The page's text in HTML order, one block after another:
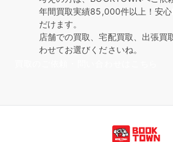
年間買取実績85,000件以上！安心
だけます。
店舗での買取、宅配買取、出張買
わせてお選びくださいね。